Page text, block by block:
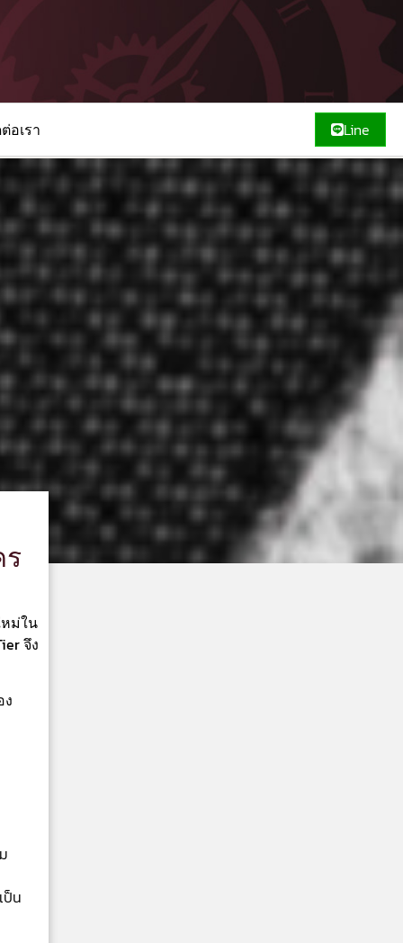
อเรา Line
ม่ใน
จึง
ป็น